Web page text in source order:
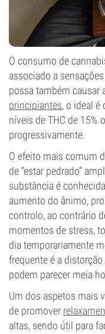
O consumo de
associado a
possa também causar
principiantes, o ideal é
níveis de THC de 15%
progressivamente.
O efeito mais comum
de “estar pedrado”
substância é
aumento do ânimo,
controlo, ao contrário
momentos de stress,
dia temporariamente
frequente é a
podem parecer meia
Um dos aspetos mais
de promover
altas, sendo útil para